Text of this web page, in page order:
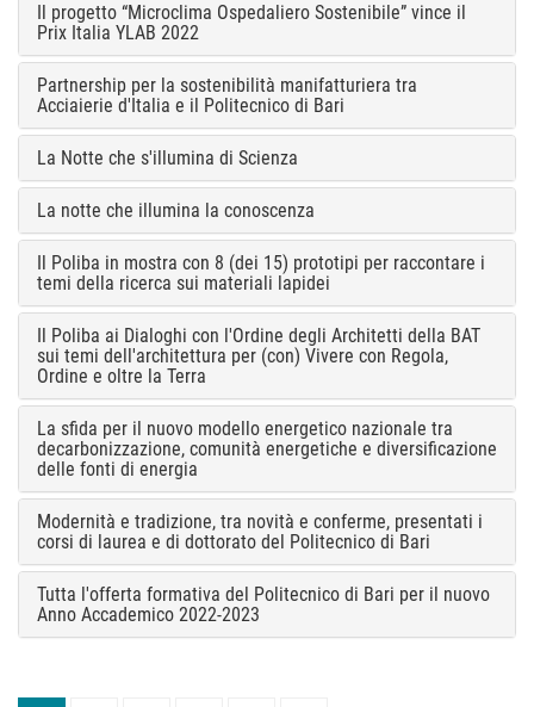
Il progetto “Microclima Ospedaliero Sostenibile” vince il
Prix Italia YLAB 2022
Partnership per la sostenibilità manifatturiera tra
Acciaierie d'Italia e il Politecnico di Bari
La Notte che s'illumina di Scienza
La notte che illumina la conoscenza
Il Poliba in mostra con 8 (dei 15) prototipi per raccontare i
temi della ricerca sui materiali lapidei
Il Poliba ai Dialoghi con l'Ordine degli Architetti della BAT
sui temi dell'architettura per (con) Vivere con Regola,
Ordine e oltre la Terra
La sfida per il nuovo modello energetico nazionale tra
decarbonizzazione, comunità energetiche e diversificazione
delle fonti di energia
Modernità e tradizione, tra novità e conferme, presentati i
corsi di laurea e di dottorato del Politecnico di Bari
Tutta l'offerta formativa del Politecnico di Bari per il nuovo
Anno Accademico 2022-2023